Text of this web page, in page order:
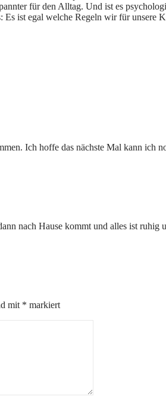
für den Alltag. Und ist es
ist egal welche Regeln wir für
Ich hoffe das nächste Mal kann ich
nach Hause kommt und alles ist ruhig
mit * markiert